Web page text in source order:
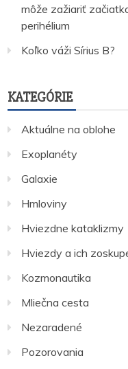
môže zažiariť
perihélium
Koľko váži Sírius B?
KATEGÓRIE
Aktuálne na oblohe
Exoplanéty
Galaxie
Hmloviny
Hviezdne kataklizmy
Hviezdy a ich
Kozmonautika
Mliečna cesta
Nezaradené
Pozorovania